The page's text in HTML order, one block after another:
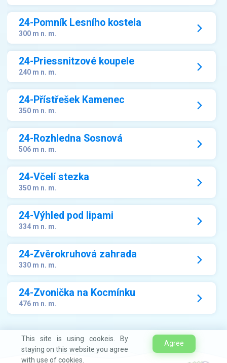
24-Pomník Lesního kostela
300 m n. m.
24-Priessnitzové koupele
240 m n. m.
24-Přístřešek Kamenec
350 m n. m.
24-Rozhledna Sosnová
506 m n. m.
24-Včelí stezka
350 m n. m.
24-Výhled pod lipami
334 m n. m.
24-Zvěrokruhová zahrada
330 m n. m.
24-Zvonička na Kocmínku
476 m n. m.
This site is using cookeis. By
staying on this website you agree
with use of cookies.
Agree